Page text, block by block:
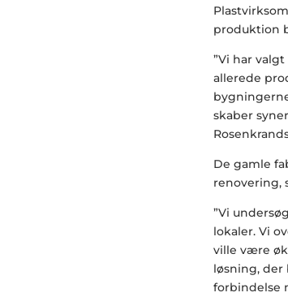
produktion
”Vi har
allerede
skaber
De gamle
renovering,
”Vi
lokaler. Vi
ville være
løsning, der
forbindelse